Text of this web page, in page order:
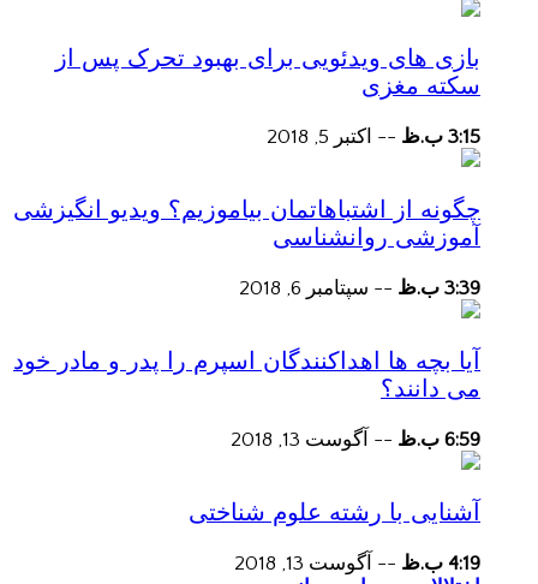
بازی های ویدئویی برای بهبود تحرک پس از
سکته مغزی
3:15 ب.ظ -- اکتبر 5, 2018
چگونه از اشتباهاتمان بیاموزیم؟ ویدیو انگیزشی
آموزشی روانشناسی
3:39 ب.ظ -- سپتامبر 6, 2018
آیا بچه ها اهداکنندگان اسپرم را پدر و مادر خود
می دانند؟
6:59 ب.ظ -- آگوست 13, 2018
آشنایی با رشته علوم شناختی
4:19 ب.ظ -- آگوست 13, 2018